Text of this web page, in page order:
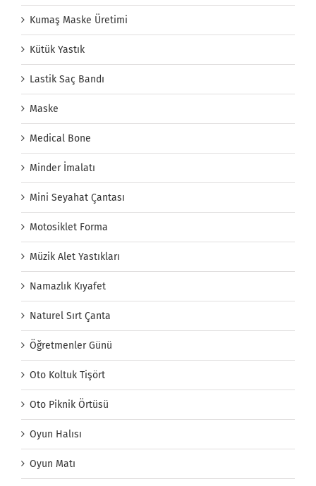
Kumaş Maske Üretimi
Kütük Yastık
Lastik Saç Bandı
Maske
Medical Bone
Minder İmalatı
Mini Seyahat Çantası
Motosiklet Forma
Müzik Alet Yastıkları
Namazlık Kıyafet
Naturel Sırt Çanta
Öğretmenler Günü
Oto Koltuk Tişört
Oto Piknik Örtüsü
Oyun Halısı
Oyun Matı